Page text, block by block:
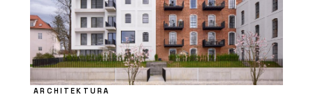
ARCHITEKTURA